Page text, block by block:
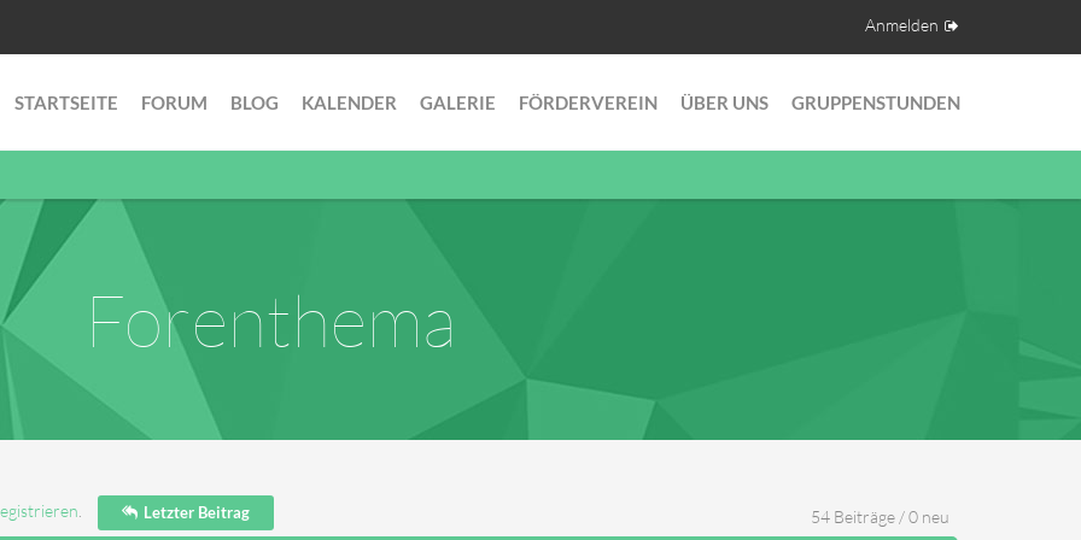
Anmelden
STARTSEITE FORUM BLOG KALENDER GALERIE FÖRDERVEREIN ÜBER UNS GRUPPENSTUNDEN
Forenthema
54 Beiträge / 0 neu
Letzter Beitrag